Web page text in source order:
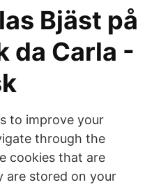
Bjäst på
da Carla -
to improve your
through the
cookies that are
are stored on your